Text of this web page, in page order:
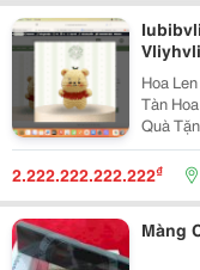
Hoa
Tàn Hoa Len Handmade Đang Trở Thành Xu Hướng
Quà
Tươi
Len Có
Nguyên...
2.222.222.222.222₫
Màng